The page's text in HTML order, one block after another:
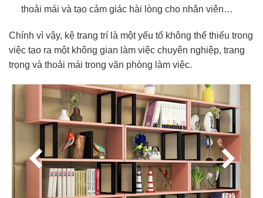
thoải mái và tạo cảm giác hài lòng cho nhân viên…
Chính vì vậy, kệ trang trí là một yếu tố không thể thiếu trong
việc tạo ra một không gian làm việc chuyên nghiệp, trang
trọng và thoải mái trong văn phòng làm việc.